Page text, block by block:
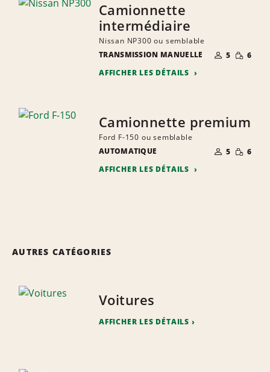
Camionnette
intermédiaire
Nissan NP300 ou semblable
TRANSMISSION MANUELLE
NOMBRE DE
PERSONNES
5 RÉDUITE
6
AFFICHER LES DÉTAILS
Camionnette premium
Ford F-150 ou semblable
AUTOMATIQUE
NOMBRE DE
PERSONNES
5 RÉDUITE
6
AFFICHER LES DÉTAILS
AUTRES CATÉGORIES
Voitures
AFFICHER LES DÉTAILS